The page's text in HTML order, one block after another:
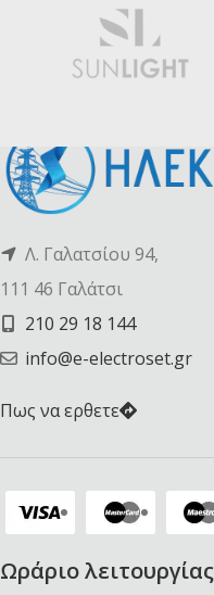
Λ. Γαλατσίου 94,
111 46 Γαλάτσι
210 29 18 144
info@e-electroset.gr
Πως να ερθετε
Ωράριο λειτουργίας